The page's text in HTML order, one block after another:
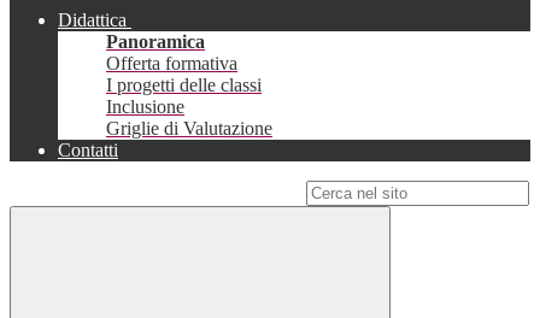
Didattica
Panoramica
Offerta formativa
I progetti delle classi
Inclusione
Griglie di Valutazione
Contatti